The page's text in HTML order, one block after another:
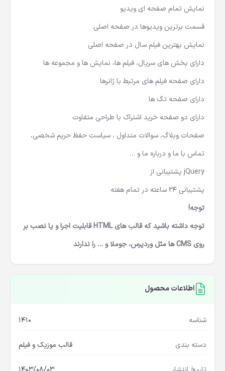
سایر ویژگی ها:
نمایش تمام صفحه ای ویدیو
قسمت برترین ویدیوها در صفحه اصلی
نمایش بهترین فیلم سال در صفحه اصلی
دارای بخش های سریال، فیلم ها، نمایش ها و مجموعه ها
دارای صفحه فیلم های مرتبط با ژانرها
دارای صفحه تگ ها
دارای دو صفحه خرید اشتراک با طراحی متفاوت
صفحات وبلاگ، سوالات متداول ، سیاست حفظ حریم شخصی،
تماس با ما و درباره ما و …
jQuery پشتیبانی از
پشتیبانی 24 ساعته در تمام هفته
توجه!
توجه داشته باشید که قالب های HTML قابلیت اجرا و یا نصب بر